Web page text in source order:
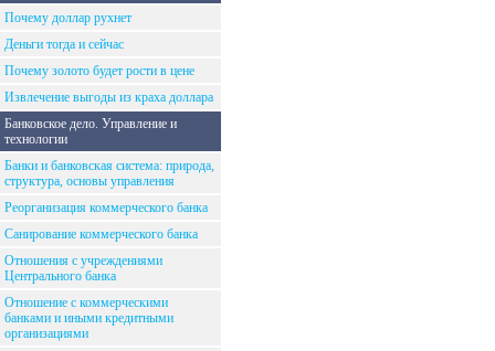
Почему доллар рухнет
Деньги тогда и сейчас
Почему золото будет рости в цене
Извлечение выгоды из краха доллара
Банковское дело. Управление и
технологии
Банки и банковская система: природа,
структура, основы управления
Реорганизация коммерческого банка
Санирование коммерческого банка
Отношения с учреждениями
Центрального банка
Отношение с коммерческими
банками и иными кредитными
организациями